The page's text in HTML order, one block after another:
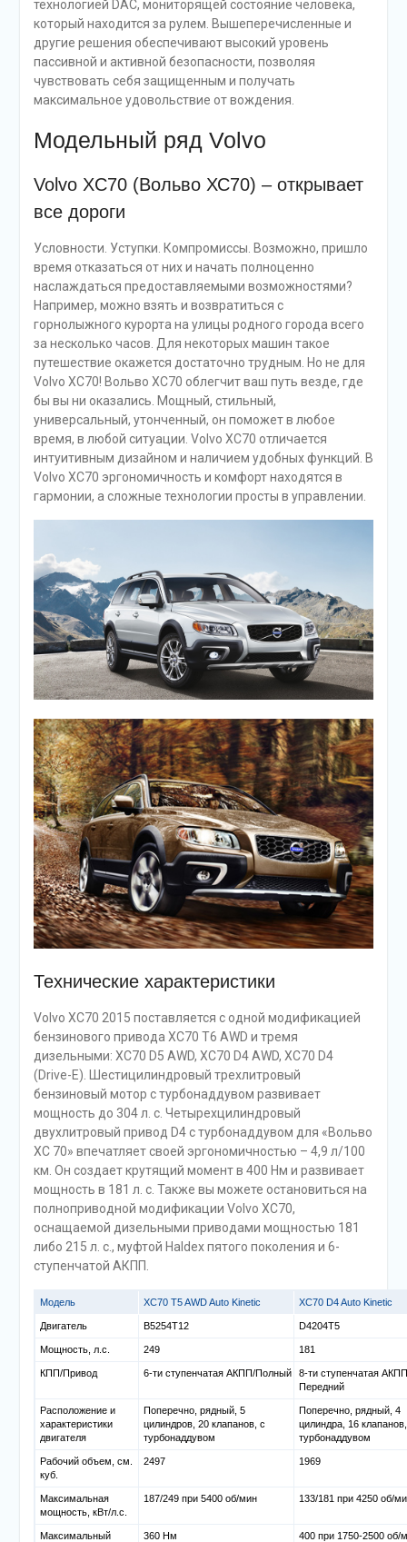
технологией DAC, мониторящей состояние человека,
который находится за рулем. Вышеперечисленные и
другие решения обеспечивают высокий уровень
пассивной и активной безопасности, позволяя
чувствовать себя защищенным и получать
максимальное удовольствие от вождения.
Модельный ряд Volvo
Volvo XC70 (Вольво ХС70) – открывает
все дороги
Условности. Уступки. Компромиссы. Возможно, пришло
время отказаться от них и начать полноценно
наслаждаться предоставляемыми возможностями?
Например, можно взять и возвратиться с
горнолыжного курорта на улицы родного города всего
за несколько часов. Для некоторых машин такое
путешествие окажется достаточно трудным. Но не для
Volvo XC70! Вольво XC70 облегчит ваш путь везде, где
бы вы ни оказались. Мощный, стильный,
универсальный, утонченный, он поможет в любое
время, в любой ситуации. Volvo ХС70 отличается
интуитивным дизайном и наличием удобных функций. В
Volvo ХС70 эргономичность и комфорт находятся в
гармонии, а сложные технологии просты в управлении.
Технические характеристики
Volvo XC70 2015 поставляется с одной модификацией
бензинового привода XC70 T6 AWD и тремя
дизельными: XC70 D5 AWD, XC70 D4 AWD, XC70 D4
(Drive-E). Шестицилиндровый трехлитровый
бензиновый мотор с турбонаддувом развивает
мощность до 304 л. с. Четырехцилиндровый
двухлитровый привод D4 с турбонаддувом для «Вольво
XC 70» впечатляет своей эргономичностью – 4,9 л/100
км. Он создает крутящий момент в 400 Нм и развивает
мощность в 181 л. с. Также вы можете остановиться на
полноприводной модификации Volvo XC70,
оснащаемой дизельными приводами мощностью 181
либо 215 л. с., муфтой Haldex пятого поколения и 6-
ступенчатой АКПП.
Модель XC70 T5 AWD Auto Kinetic XC70 D4 Auto Kinetic
Двигатель B5254T12 D4204T5
Мощность, л.с. 249 181
КПП/Привод 6-ти ступенчатая АКПП/Полный
8-ти ступенчатая
Передний
Расположение и
характеристики
двигателя
Поперечно, рядный, 5
цилиндров, 20 клапанов, с
турбонаддувом
Поперечно, рядный, 4
цилиндра, 16
турбонаддувом
Рабочий объем, см.
куб.
2497 1969
Максимальная
мощность, кВт/л.с.
187/249 при 5400 об/мин 133/181 при 4250 об/
Максимальный
360 Нм 400 при 1750-2500 об/